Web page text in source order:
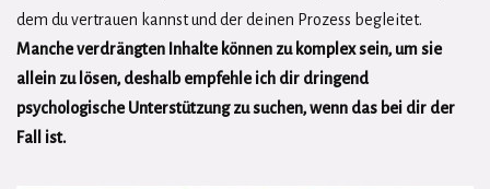
dem du vertrauen kannst und der deinen Prozess begleitet.
Manche verdrängten Inhalte können zu komplex sein, um sie
allein zu lösen, deshalb empfehle ich dir dringend
psychologische Unterstützung zu suchen, wenn das bei dir der
Fall ist.